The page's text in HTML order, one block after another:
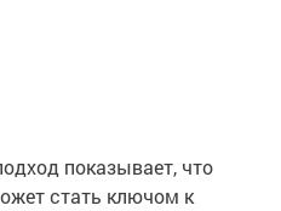
показывает, что
стать ключом к